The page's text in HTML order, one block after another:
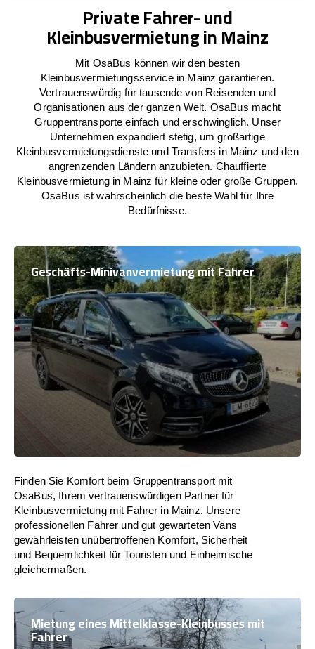
Private Fahrer- und
Kleinbusvermietung in Mainz
Mit OsaBus können wir den besten
Kleinbusvermietungsservice in Mainz garantieren.
Vertrauenswürdig für tausende von Reisenden und
Organisationen aus der ganzen Welt. OsaBus macht
Gruppentransporte einfach und erschwinglich. Unser
Unternehmen expandiert stetig, um großartige
Kleinbusvermietungsdienste und Transfers in Mainz und den
angrenzenden Ländern anzubieten. Chauffierte
Kleinbusvermietung in Mainz für kleine oder große Gruppen.
OsaBus ist wahrscheinlich die beste Wahl für Ihre
Bedürfnisse.
Geschäfts-Minivanvermietung mit Fahrer
Finden Sie Komfort beim Gruppentransport mit
OsaBus, Ihrem vertrauenswürdigen Partner für
Kleinbusvermietung mit Fahrer in Mainz. Unsere
professionellen Fahrer und gut gewarteten Vans
gewährleisten unübertroffenen Komfort, Sicherheit
und Bequemlichkeit für Touristen und Einheimische
gleichermaßen.
Mietung eines Mittelklasse-Kleinbusses mit
Fahrer